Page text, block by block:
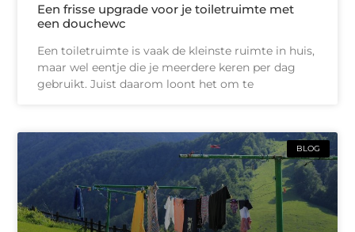
Een frisse upgrade voor je toiletruimte met
een douchewc
Een toiletruimte is vaak de kleinste ruimte in huis,
maar wel eentje die je meerdere keren per dag
gebruikt. Juist daarom loont het om te
BLOG